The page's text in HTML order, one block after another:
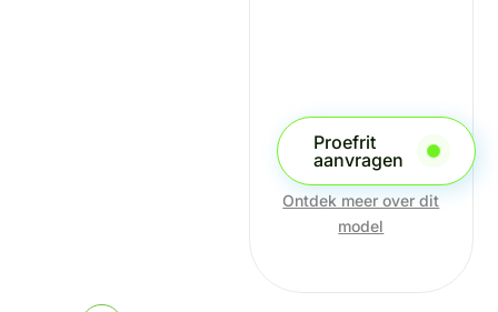
Proefrit
aanvragen
Ontdek meer over dit
model